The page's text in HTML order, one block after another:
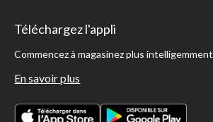
Téléchargez l'appli
Commencez à magasinez plus intelligemment
En savoir plus